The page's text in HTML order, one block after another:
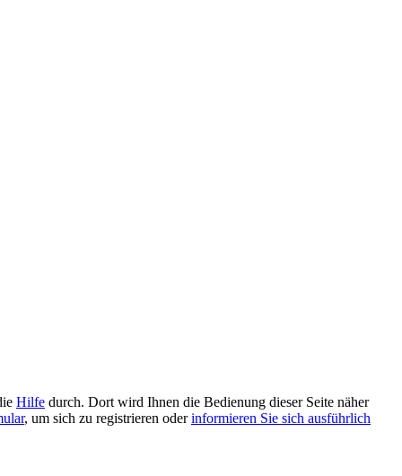
Hilfe durch. Dort wird Ihnen die Bedienung dieser Seite näher
, um sich zu registrieren oderinformieren Sie sich ausführlich